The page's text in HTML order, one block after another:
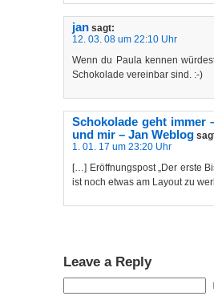
jan sagt:
12. 03. 08 um 22:10 Uhr
Wenn du Paula kennen
Schokolade vereinbar sind. :-)
Schokolade geht immer
und mir – Jan Weblog
1. 01. 17 um 23:20 Uhr
[…] Eröffnungspost „Der erste
ist noch etwas am Layout zu
Leave a Reply